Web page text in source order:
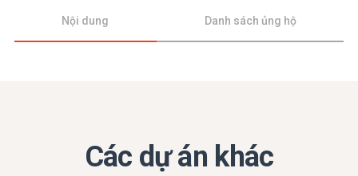
Nội dung Danh sách ủng hộ
Các dự án khác